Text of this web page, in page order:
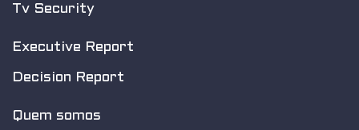
Tv Security
Executive Report
Decision Report
Quem somos